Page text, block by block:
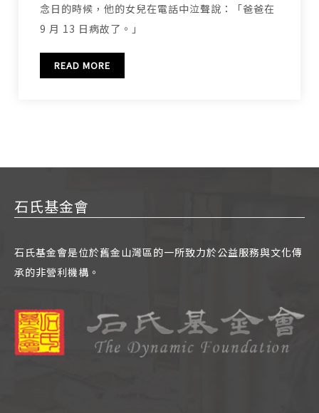
念日的時候，他的女兒在電話中泣聲說：「爸爸在
9 月 13 日病故了。」
READ MORE
石氏基金會
石氏基金會是位於舊金山灣區的一所致力於公益服務與文化傳
承的非營利機構。